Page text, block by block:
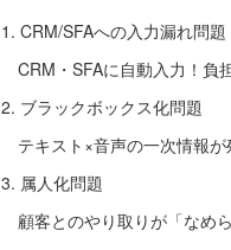
1. CRM/SFAへの入力漏れ問題
CRM・SFAに自動入力！負
2. ブラックボックス化問題
テキスト×音声の一次情報が
3. 属人化問題
顧客とのやり取りが「なめ